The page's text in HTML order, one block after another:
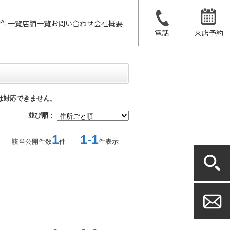
一覧店舗一覧お問い合わせ会社概要
電話
来店予約
応できません。
並び順：
該当公開件数1件 1-1件表示